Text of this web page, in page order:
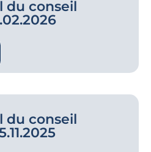
du conseil
du conseil